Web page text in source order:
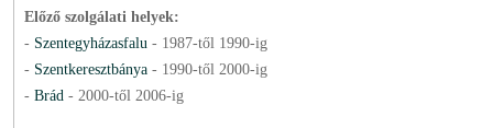
Előző szolgálati helyek:
- Szentegyházasfalu - 1987-től 1990-ig
- Szentkeresztbánya - 1990-től 2000-ig
- Brád - 2000-től 2006-ig